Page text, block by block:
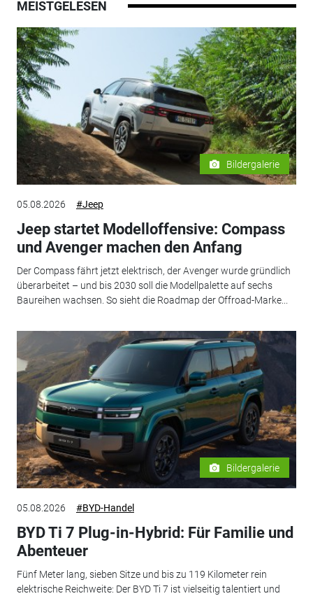
MEISTGELESEN
Bildergalerie
05.08.2026 #Jeep
Jeep startet Modelloffensive: Compass
und Avenger machen den Anfang
Der Compass fährt jetzt elektrisch, der Avenger wurde gründlich
überarbeitet – und bis 2030 soll die Modellpalette auf sechs
Baureihen wachsen. So sieht die Roadmap der Offroad-Marke...
Bildergalerie
05.08.2026 #BYD-Handel
BYD Ti 7 Plug-in-Hybrid: Für Familie und
Abenteuer
Fünf Meter lang, sieben Sitze und bis zu 119 Kilometer rein
elektrische Reichweite: Der BYD Ti 7 ist vielseitig talentiert und